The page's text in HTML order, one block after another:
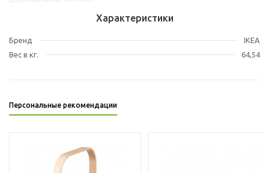
Характеристики
Бренд
IKEA
Вес в кг.
64,54
Персональные рекомендации